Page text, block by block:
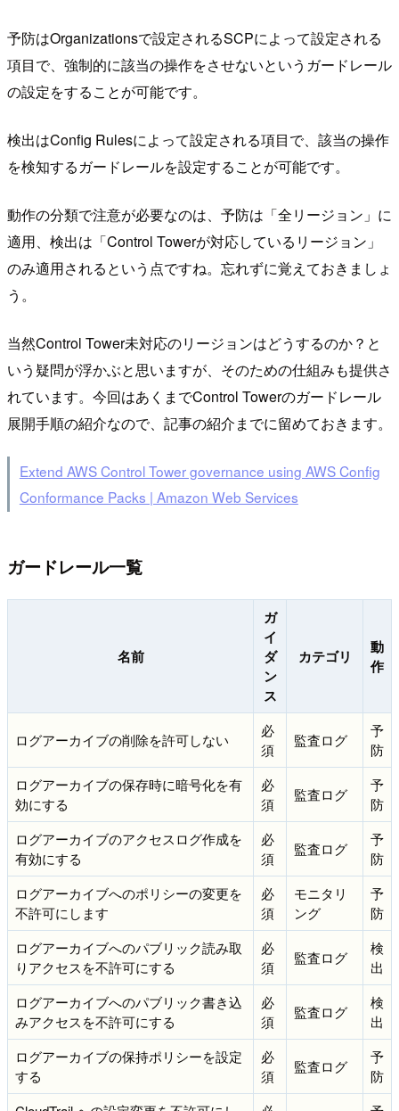
予防はOrganizationsで設定されるSCPによって設定される
項目で、強制的に該当の操作をさせないというガードレール
の設定をすることが可能です。
検出はConfig Rulesによって設定される項目で、該当の操作
を検知するガードレールを設定することが可能です。
動作の分類で注意が必要なのは、予防は「全リージョン」に
適用、検出は「Control Towerが対応しているリージョン」
のみ適用されるという点ですね。忘れずに覚えておきましょ
う。
当然Control Tower未対応のリージョンはどうするのか？と
いう疑問が浮かぶと思いますが、そのための仕組みも提供さ
れています。今回はあくまでControl Towerのガードレール
展開手順の紹介なので、記事の紹介までに留めておきます。
Extend AWS Control Tower governance using AWS Config
Conformance Packs | Amazon Web Services
ガードレール一覧
名前
ガ
イ
ダ
ン
ス
カテゴリ
動
作
ログアーカイブの削除を許可しない
必
須
監査ログ
予
防
ログアーカイブの保存時に暗号化を有
効にする
必
須
監査ログ
予
防
ログアーカイブのアクセスログ作成を
有効にする
必
須
監査ログ
予
防
ログアーカイブへのポリシーの変更を
不許可にします
必
須
モニタリ
ング
予
防
ログアーカイブへのパブリック読み取
りアクセスを不許可にする
必
須
監査ログ
検
出
ログアーカイブへのパブリック書き込
みアクセスを不許可にする
必
須
監査ログ
検
出
ログアーカイブの保持ポリシーを設定
する
必
須
監査ログ
予
防